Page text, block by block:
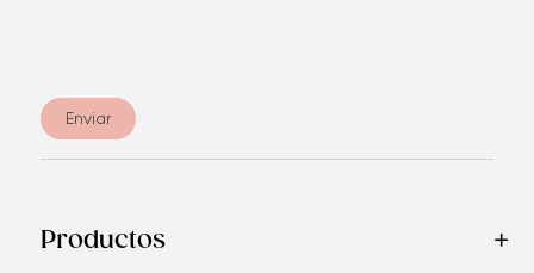
Enviar
Productos